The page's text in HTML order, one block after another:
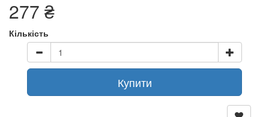
277 ₴
Кількість
Купити
x
Шановні клієнти, зверніть, будь ласка,
увагу!
Якщо ваше замовлення містить рослини, будь ласка,
.